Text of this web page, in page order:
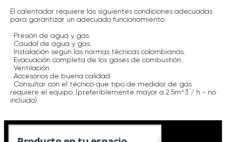
El calentador requiere las siguientes condiciones adecuadas
para garantizar un adecuado funcionamiento:
· Presión de agua y gas.
· Caudal de agua y gas.
· Instalación según las normas técnicas colombianas.
· Evacuación completa de los gases de combustión.
· Ventilación.
· Accesorios de buena calidad.
· Consultar con el técnico que tipo de medidor de gas
requiere el equipo. (preferiblemente mayor a 2.5m^3 / h - no
incluido).